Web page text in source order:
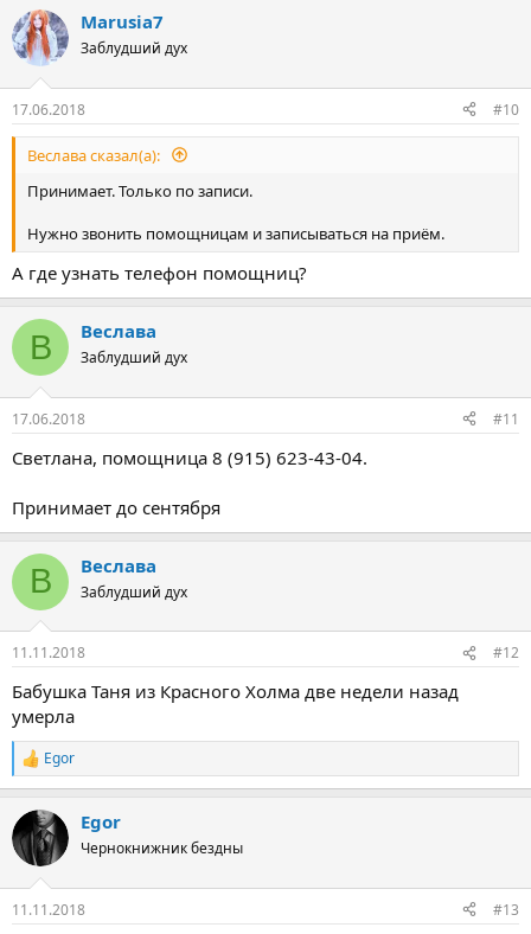
к
ц
и
Marusia7
Заблудший дух
17.06.2018 #10
Веслава сказал(а):
Принимает. Только по записи.
Нужно звонить помощницам и записываться на приём.
А где узнать телефон помощниц?
В Веслава
Заблудший дух
17.06.2018 #11
Светлана, помощница 8 (915) 623-43-04.
Принимает до сентября
В Веслава
Заблудший дух
11.11.2018 #12
Бабушка Таня из Красного Холма две недели назад
умерла
Р
е
к
ц
и
Egor
Egor
Чернокнижник бездны
11.11.2018 #13